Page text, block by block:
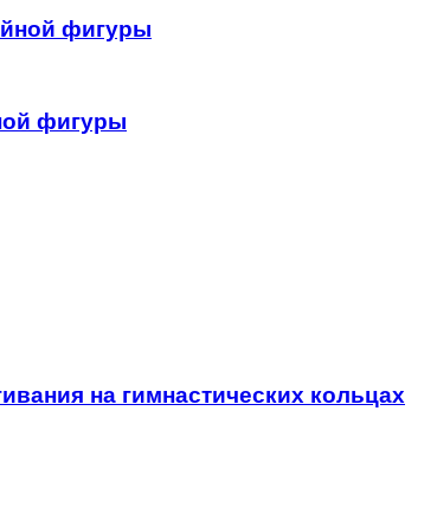
фигуры
фигуры
на гимнастических кольцах